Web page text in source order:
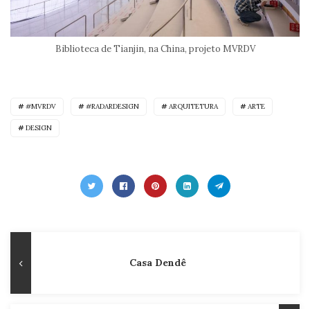
Biblioteca de Tianjin, na China, projeto MVRDV
#MVRDV #RADARDESIGN ARQUITETURA ARTE
DESIGN
de
Post
Publicação
Casa Dendê